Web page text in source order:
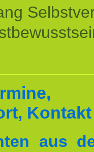
Kontakt
aus